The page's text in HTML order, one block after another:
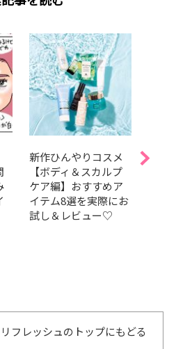
新作ひんやりコスメ
【ボディ＆スカルプ
ケア編】おすすめア
イテム8選を実際にお
試し＆レビュー♡
夏を
フレッシュのトップにもどる